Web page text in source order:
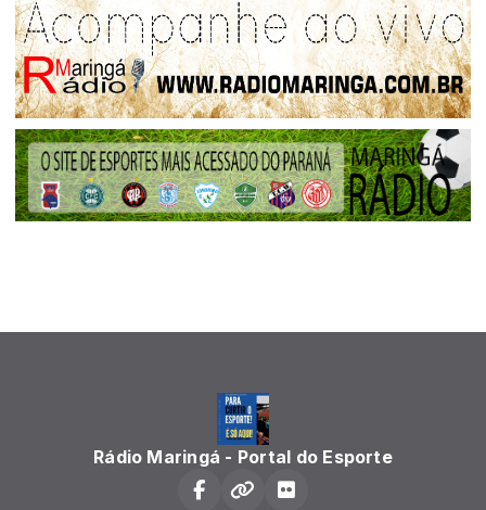
Rádio Maringá - Portal do Esporte